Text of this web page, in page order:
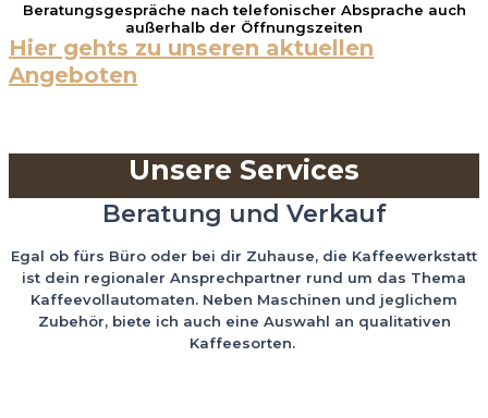
Beratungsgespräche nach telefonischer Absprache auch
außerhalb der Öffnungszeiten
Hier gehts zu unseren aktuellen
Angeboten
Unsere Services
Beratung und Verkauf
Egal ob fürs Büro oder bei dir Zuhause, die Kaffeewerkstatt
ist dein regionaler Ansprechpartner rund um das Thema
Kaffeevollautomaten. Neben Maschinen und jeglichem
Zubehör, biete ich auch eine Auswahl an qualitativen
Kaffeesorten.